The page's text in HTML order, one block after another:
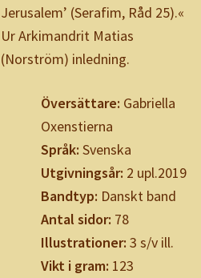
Jerusalem’ (Serafim, Råd 25).«
Ur Arkimandrit Matias
(Norström) inledning.
Översättare: Gabriella
Oxenstierna
Språk: Svenska
Utgivningsår: 2 upl.2019
Bandtyp: Danskt band
Antal sidor: 78
Illustrationer: 3 s/v ill.
Vikt i gram: 123